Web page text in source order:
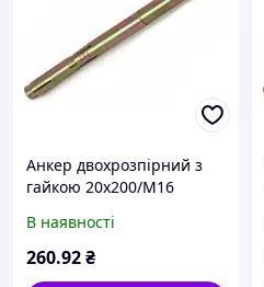
Анкер двохрозпірний з
гайкою 20х200/М16
В наявності
260.92₴